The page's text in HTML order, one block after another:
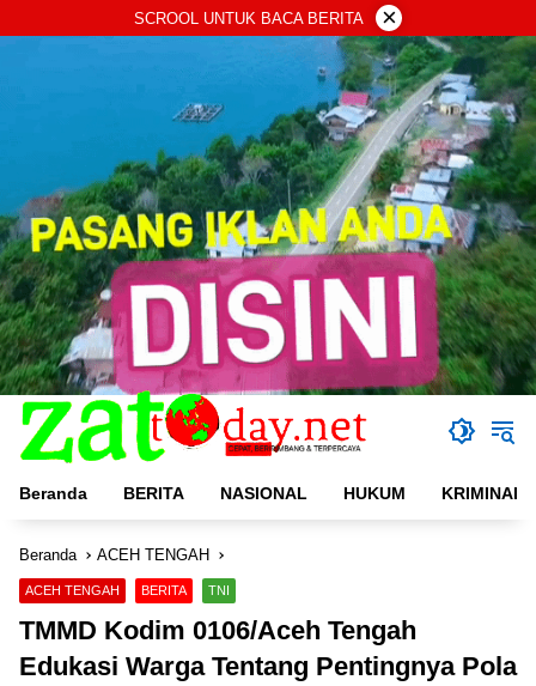
ke
SCROOL UNTUK BACA BERITA ×
Beranda BERITA NASIONAL HUKUM KRIMINAL
Beranda ACEH TENGAH
ACEH TENGAH BERITA TNI
TMMD Kodim 0106/Aceh Tengah
Edukasi Warga Tentang Pentingnya Pola